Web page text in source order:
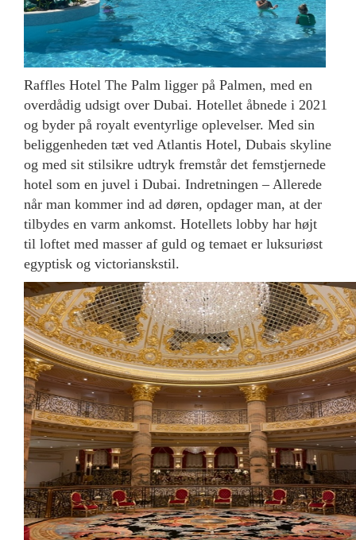
Raffles Hotel The Palm ligger på Palmen, med en
overdådig udsigt over Dubai. Hotellet åbnede i 2021
og byder på royalt eventyrlige oplevelser. Med sin
beliggenheden tæt ved Atlantis Hotel, Dubais skyline
og med sit stilsikre udtryk fremstår det femstjernede
hotel som en juvel i Dubai. Indretningen – Allerede
når man kommer ind ad døren, opdager man, at der
tilbydes en varm ankomst. Hotellets lobby har højt
til loftet med masser af guld og temaet er luksuriøst
egyptisk og victorianskstil.